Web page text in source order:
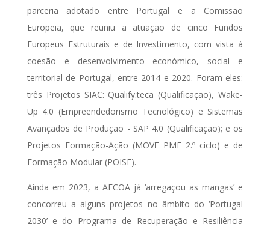
parceria adotado entre Portugal e a Comissão
Europeia, que reuniu a atuação de cinco Fundos
Europeus Estruturais e de Investimento, com vista à
coesão e desenvolvimento económico, social e
territorial de Portugal, entre 2014 e 2020. Foram eles:
três Projetos SIAC: Qualify.teca (Qualificação), Wake-
Up 4.0 (Empreendedorismo Tecnológico) e Sistemas
Avançados de Produção - SAP 4.0 (Qualificação); e os
Projetos Formação-Ação (MOVE PME 2.º ciclo) e de
Formação Modular (POISE).
Ainda em 2023, a AECOA já ‘arregaçou as mangas’ e
concorreu a alguns projetos no âmbito do ‘Portugal
2030’ e do Programa de Recuperação e Resiliência